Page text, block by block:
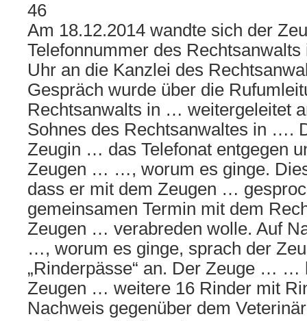
46
Am 18.12.2014 wandte sich der
Telefonnummer des
Uhr an die Kanzlei des
Gespräch wurde über die
Rechtsanwalts in … weitergeleitet
Sohnes des Rechtsanwaltes in ….
Zeugin … das Telefonat entgegen
Zeugen … …, worum es ginge.
dass er mit dem Zeugen …
gemeinsamen Termin mit dem
Zeugen … verabreden wolle. Auf
…, worum es ginge, sprach der
„Rinderpässe“ an. Der Zeuge … …
Zeugen … weitere 16 Rinder mit
Nachweis gegenüber dem